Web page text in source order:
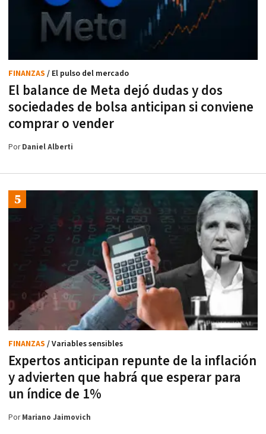
El balance de Meta dejó dudas y dos
sociedades de bolsa anticipan si conviene
comprar o vender
FINANZAS / El pulso del mercado
PorDaniel Alberti
Expertos anticipan repunte de la inflación
y advierten que habrá que esperar para
un índice de 1%
FINANZAS / Variables sensibles
PorMariano Jaimovich